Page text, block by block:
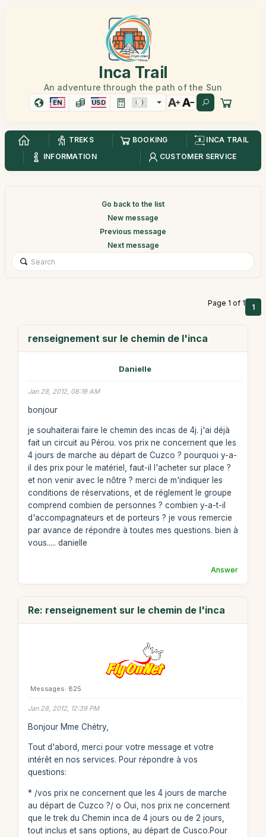
Inca Trail
An adventure through the path of the Sun
EN USD
TREKS BOOKING
INCA TRAIL
INFORMATION
CUSTOMER SERVICE
Go back to the list
New message
Previous message
Next message
Page 1 of 1 1
renseignement sur le chemin de l'inca
Danielle
Jan 28, 2012, 08:19 AM
bonjour
je souhaiterai faire le chemin des incas de 4j. j'ai déjà
fait un circuit au Pérou. vos prix ne concernent que les
4 jours de marche au départ de Cuzco ? pourquoi y-a-
il des prix pour le matériel, faut-il l'acheter sur place ?
et non venir avec le nôtre ? merci de m'indiquer les
conditions de réservations, et de réglement le groupe
comprend combien de personnes ? combien y-a-t-il
d'accompagnateurs et de porteurs ? je vous remercie
par avance de répondre à toutes mes questions. bien à
vous..... danielle
Answer
Re: renseignement sur le chemin de l'inca
Messages: 825
Jan 28, 2012, 12:39 PM
Bonjour Mme Chétry,
Tout d'abord, merci pour votre message et votre
intérêt en nos services. Pour répondre à vos
questions:
* /vos prix ne concernent que les 4 jours de marche
au départ de Cuzco ?/ o Oui, nos prix ne concernent
que le trek du Chemin inca de 4 jours ou de 2 jours,
tout inclus et sans options, au départ de Cusco.Pour